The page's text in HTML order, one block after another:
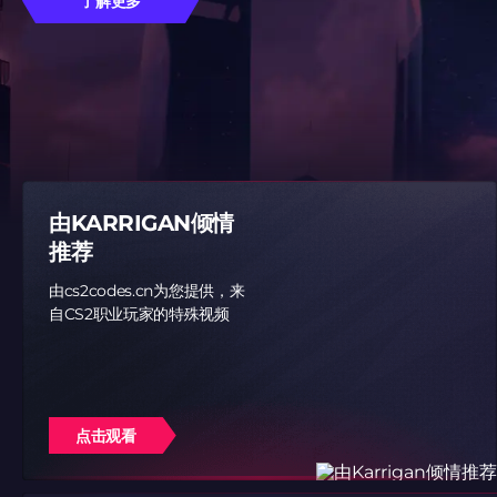
由KARRIGAN倾情
推荐
由cs2codes.cn为您提供，来
自CS2职业玩家的特殊视频
点击观看